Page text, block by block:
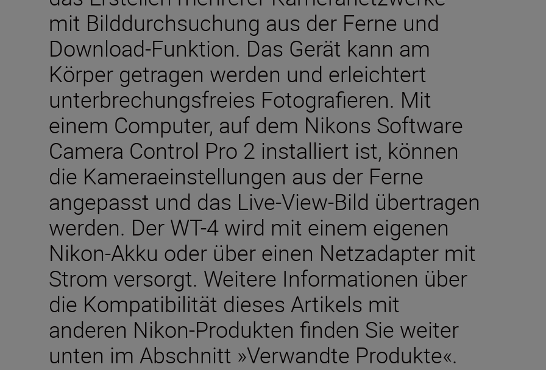
mit Bilddurchsuchung aus der Ferne und
Download-Funktion. Das Gerät kann am
Körper getragen werden und erleichtert
unterbrechungsfreies Fotografieren. Mit
einem Computer, auf dem Nikons Software
Camera Control Pro 2 installiert ist, können
die Kameraeinstellungen aus der Ferne
angepasst und das Live-View-Bild übertragen
werden. Der WT-4 wird mit einem eigenen
Nikon-Akku oder über einen Netzadapter mit
Strom versorgt. Weitere Informationen über
die Kompatibilität dieses Artikels mit
anderen Nikon-Produkten finden Sie weiter
unten im Abschnitt »Verwandte Produkte«.